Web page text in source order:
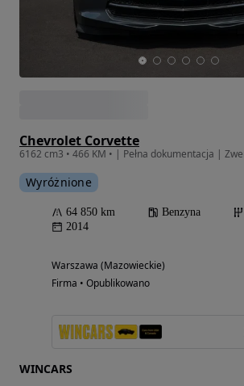
Chevrolet Corvette
Wyróżnione
64 850 km Benzyna
2014
Warszawa (Mazowieckie)
Firma • Opublikowano
WINCARS